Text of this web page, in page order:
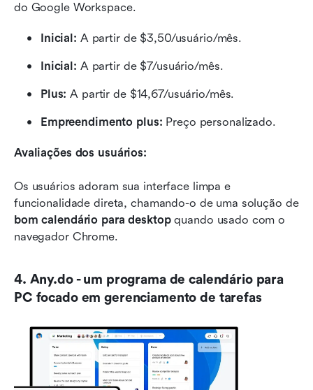
do Google Workspace.
Inicial: A partir de $3,50/usuário/mês.
Inicial: A partir de $7/usuário/mês.
Plus: A partir de $14,67/usuário/mês.
Empreendimento plus: Preço personalizado.
Avaliações dos usuários:
Os usuários adoram sua interface limpa e
funcionalidade direta, chamando-o de uma solução de
bom calendário para desktop quando usado com o
navegador Chrome.
4. Any.do - um programa de calendário para
PC focado em gerenciamento de tarefas